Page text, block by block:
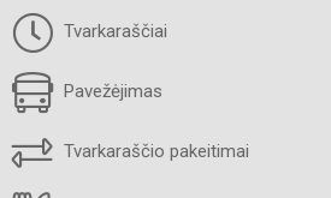
Tvarkaraščiai
Pavežėjimas
Tvarkaraščio pakeitimai